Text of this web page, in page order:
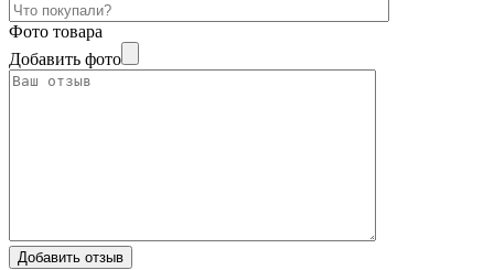
Фото товара
Добавить фото